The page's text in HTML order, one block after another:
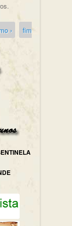
›
fim